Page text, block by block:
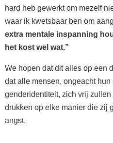
hard heb gewerkt om mezelf
waar ik kwetsbaar ben om
extra mentale inspanning
het kost wel wat.”
We hopen dat dit alles op een
dat alle mensen, ongeacht
genderidentiteit, zich vrij
drukken op elke manier die zij
angst.